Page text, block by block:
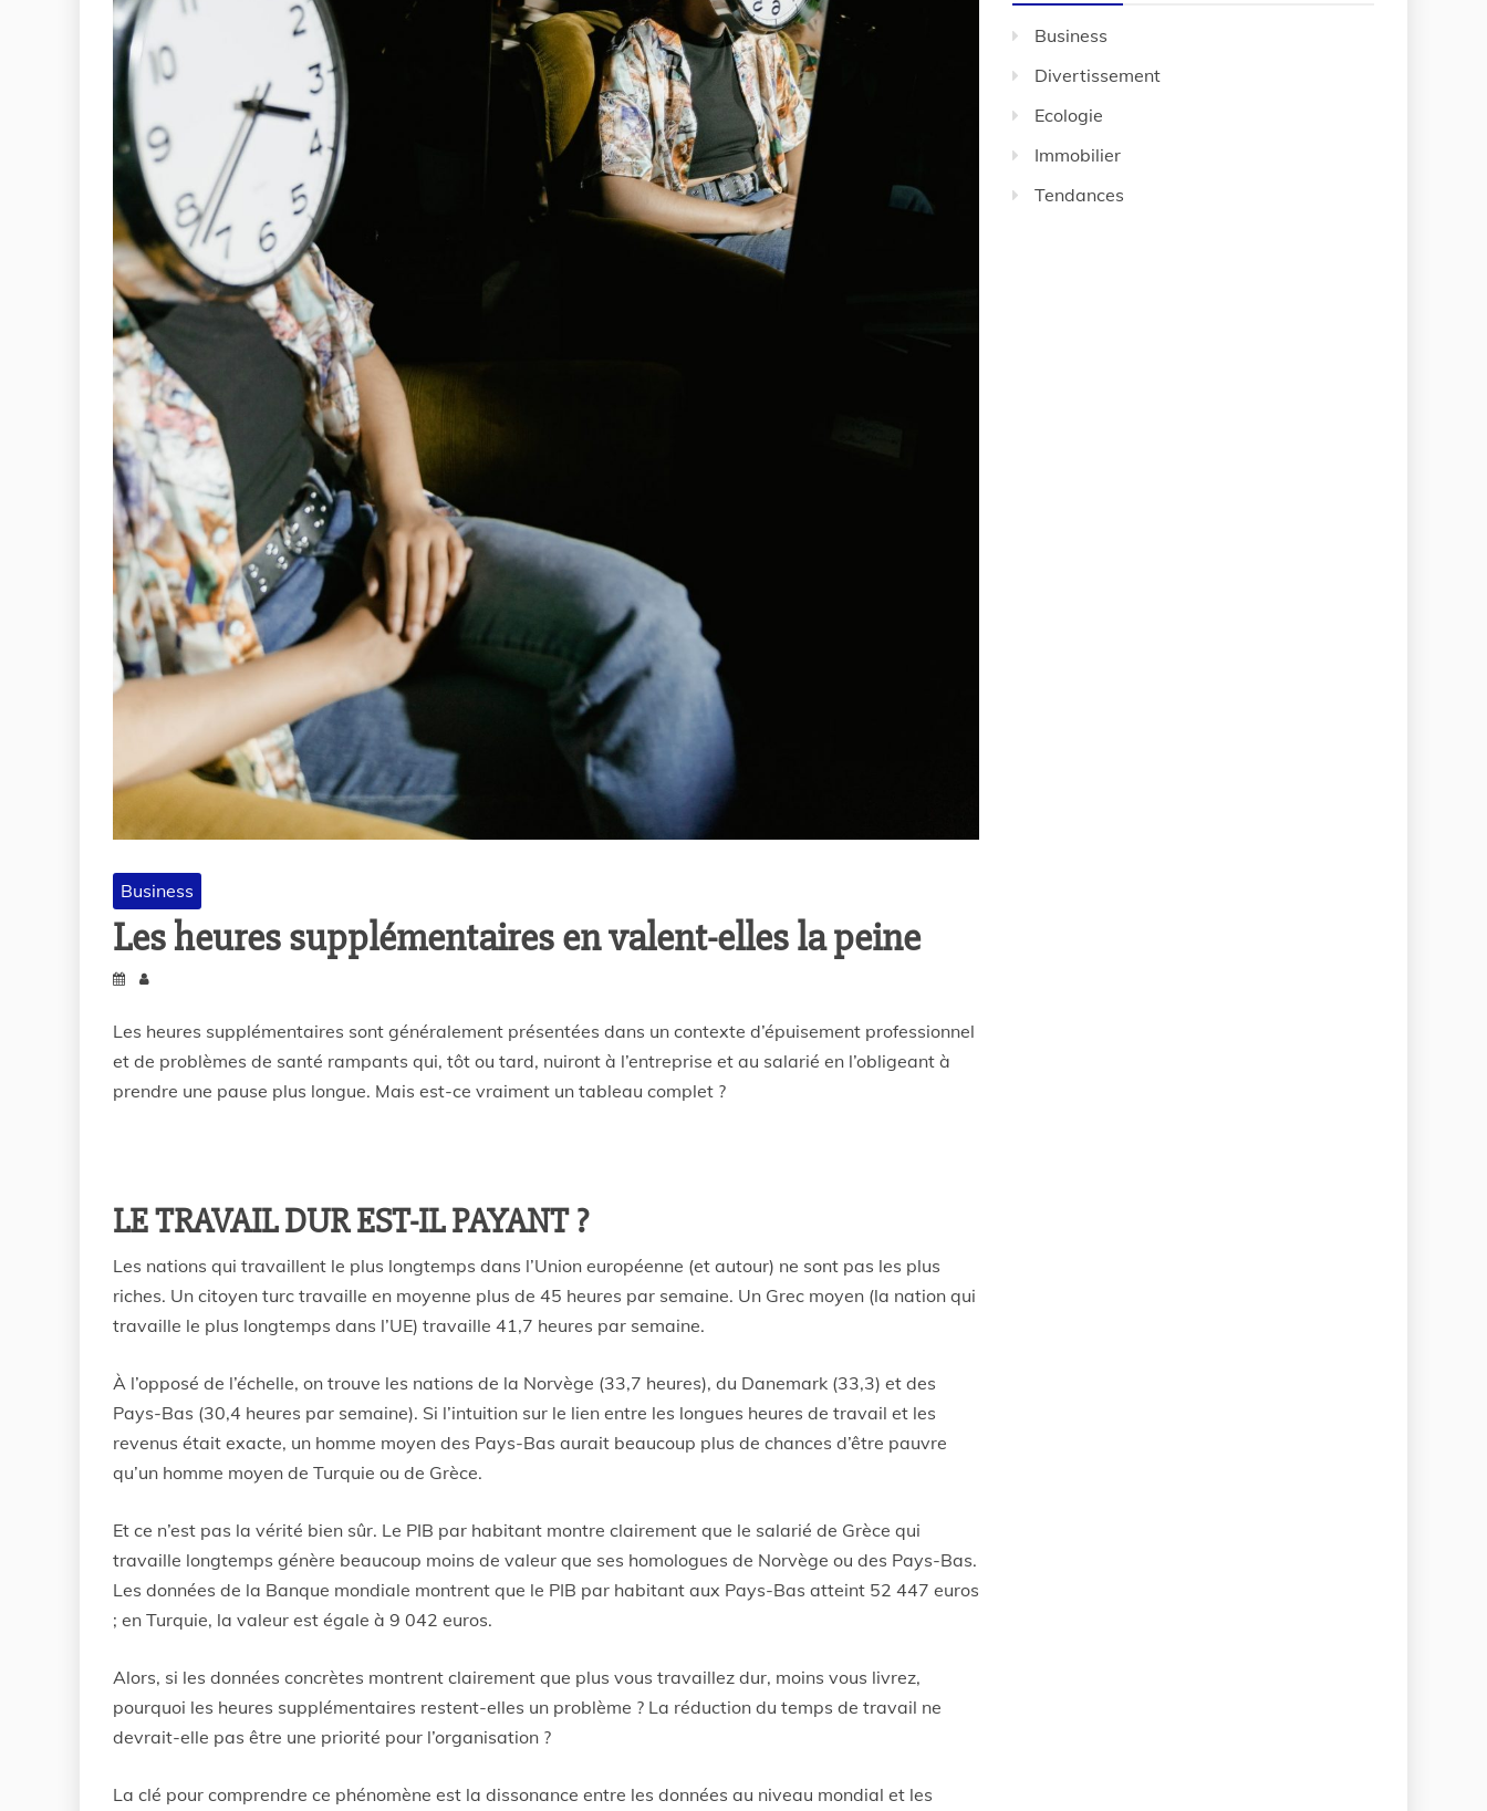
Business
Les heures supplémentaires en valent-elles la peine
Les heures supplémentaires sont généralement présentées dans un contexte d’épuisement professionnel
et de problèmes de santé rampants qui, tôt ou tard, nuiront à l’entreprise et au salarié en l’obligeant à
prendre une pause plus longue. Mais est-ce vraiment un tableau complet ?
LE TRAVAIL DUR EST-IL PAYANT ?
Les nations qui travaillent le plus longtemps dans l’Union européenne (et autour) ne sont pas les plus
riches. Un citoyen turc travaille en moyenne plus de 45 heures par semaine. Un Grec moyen (la nation qui
travaille le plus longtemps dans l’UE) travaille 41,7 heures par semaine.
À l’opposé de l’échelle, on trouve les nations de la Norvège (33,7 heures), du Danemark (33,3) et des
Pays-Bas (30,4 heures par semaine). Si l’intuition sur le lien entre les longues heures de travail et les
revenus était exacte, un homme moyen des Pays-Bas aurait beaucoup plus de chances d’être pauvre
qu’un homme moyen de Turquie ou de Grèce.
Et ce n’est pas la vérité bien sûr. Le PIB par habitant montre clairement que le salarié de Grèce qui
travaille longtemps génère beaucoup moins de valeur que ses homologues de Norvège ou des Pays-Bas.
Les données de la Banque mondiale montrent que le PIB par habitant aux Pays-Bas atteint 52 447 euros
; en Turquie, la valeur est égale à 9 042 euros.
Alors, si les données concrètes montrent clairement que plus vous travaillez dur, moins vous livrez,
pourquoi les heures supplémentaires restent-elles un problème ? La réduction du temps de travail ne
devrait-elle pas être une priorité pour l’organisation ?
La clé pour comprendre ce phénomène est la dissonance entre les données au niveau mondial et les
Business
Divertissement
Ecologie
Immobilier
Tendances